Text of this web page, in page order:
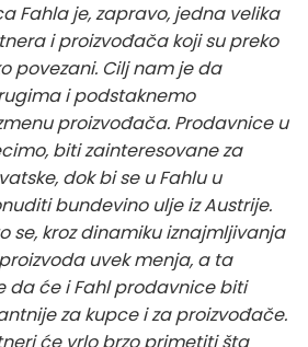
Fahla je, zapravo, jedna velika
i proizvođača koji su preko
povezani. Cilj nam je da
i podstaknemo
proizvođača. Prodavnice u
biti zainteresovane za
dok bi se u Fahlu u
bundevino ulje iz Austrije.
se, kroz dinamiku iznajmljivanja
uvek menja, a ta
će i Fahl prodavnice biti
za kupce i za proizvođače.